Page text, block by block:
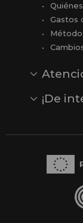
Gastos
Opiniones
Reseñas
¡De